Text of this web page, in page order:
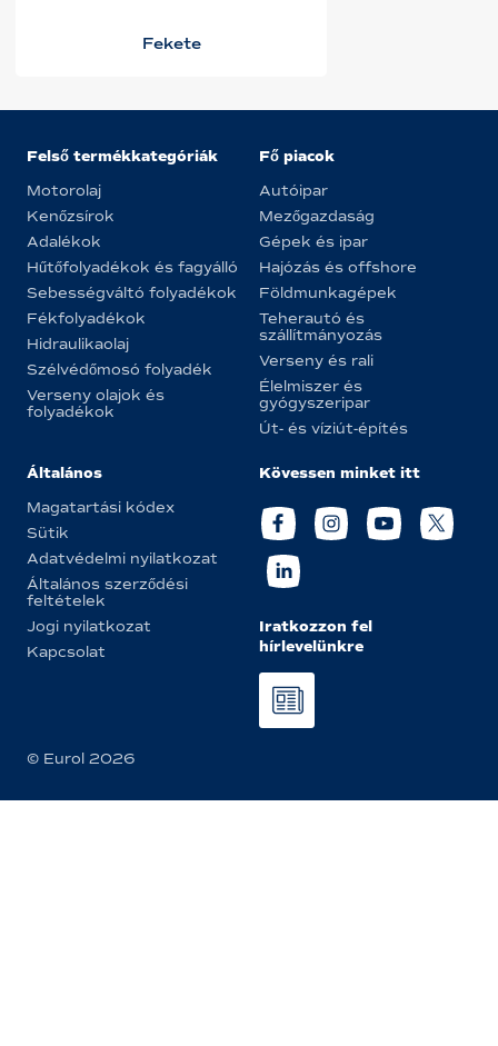
Fekete
Felső termékkategóriák
Motorolaj
Kenőzsírok
Adalékok
Hűtőfolyadékok és fagyálló
Sebességváltó folyadékok
Fékfolyadékok
Hidraulikaolaj
Szélvédőmosó folyadék
Verseny olajok és
folyadékok
Fő piacok
Autóipar
Mezőgazdaság
Gépek és ipar
Hajózás és offshore
Földmunkagépek
Teherautó és
szállítmányozás
Verseny és rali
Élelmiszer és
gyógyszeripar
Út- és víziút-építés
Általános
Magatartási kódex
Sütik
Adatvédelmi nyilatkozat
Általános szerződési
feltételek
Jogi nyilatkozat
Kapcsolat
Kövessen minket itt
Iratkozzon fel
hírlevelünkre
© Eurol 2026